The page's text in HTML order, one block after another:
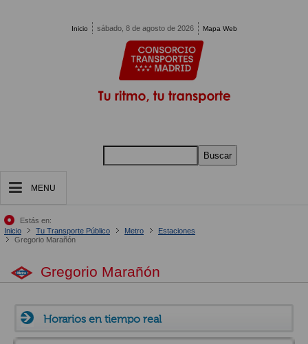
Inicio sábado, 8 de agosto de 2026 Mapa Web
Buscar
MENU
Estás en:
Inicio
Tu Transporte Público Metro
Estaciones
Gregorio Marañón
Gregorio Marañón
Horarios en tiempo real